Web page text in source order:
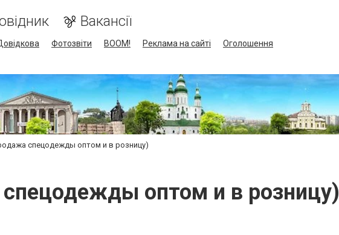
Вакансії
Фотозвіти BOOM! Реклама на сайті
Оголошення
спецодежды оптом и в розницу)
оптом и в розницу)